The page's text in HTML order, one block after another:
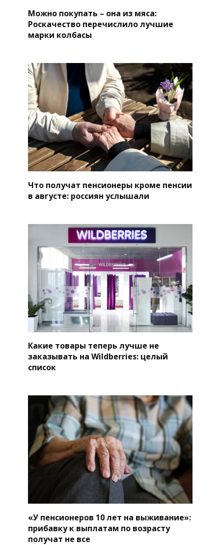
Можно покупать – она из мяса:
Роскачество перечислило лучшие
марки колбасы
Что получат пенсионеры кроме пенсии
в августе: россиян услышали
Какие товары теперь лучше не
заказывать на Wildberries: целый
список
«У пенсионеров 10 лет на выживание»:
прибавку к выплатам по возрасту
получат не все